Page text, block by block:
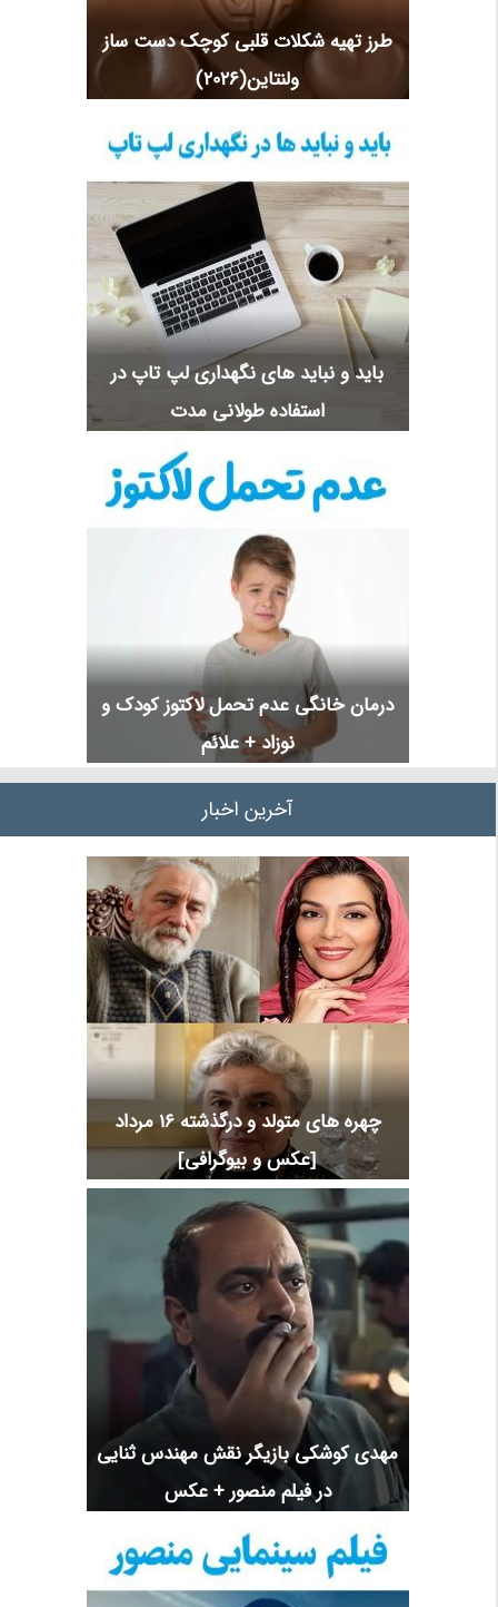
طرز تهیه شکلات قلبی کوچک دست ساز
ولنتاین(2026)
باید و نباید های نگهداری لپ تاپ در
استفاده طولانی مدت
درمان خانگی عدم تحمل لاکتوز کودک و
نوزاد + علائم
آخرین اخبار
چهره های متولد و درگذشته 16 مرداد
[عکس و بیوگرافی]
مهدی کوشکی بازیگر نقش مهندس ثنایی
در فیلم منصور + عکس